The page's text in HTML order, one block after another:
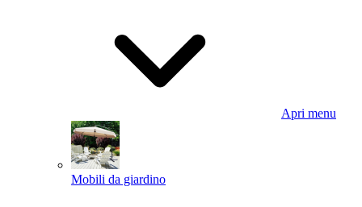
Apri menu
Mobili da giardino